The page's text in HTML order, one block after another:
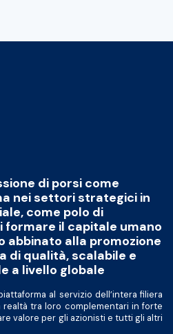
di porsi come
nei settori strategici in
come polo di
formare il capitale umano
abbinato alla promozione
di qualità, scalabile e
a livello globale
al servizio dell’intera filiera
tra loro complementari in forte
valore per gli azionisti e tutti gli altri